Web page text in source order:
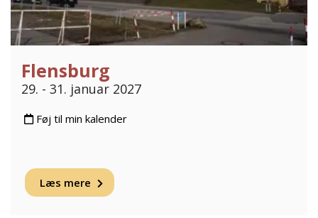
Flensburg
29. - 31. januar 2027
Føj til min kalender
Læs mere